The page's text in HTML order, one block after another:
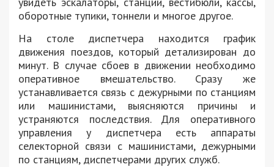
оборотные тупики, тоннели и многое другое.
На столе диспетчера находится график
движения поездов, который детализирован до
минут. В случае сбоев в движении необходимо
оперативное вмешательство. Сразу же
устанавливается связь с дежурными по станциям
или машинистами, выясняются причины и
устраняются последствия. Для оперативного
управления у диспетчера есть аппараты
селекторной связи с машинистами, дежурными
по станциям, диспетчерами других служб.